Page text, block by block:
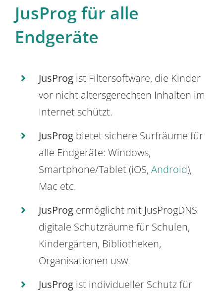
JusProg für alle
Endgeräte
JusProg ist Filtersoftware, die Kinder
vor nicht altersgerechten Inhalten im
Internet schützt.
JusProg bietet sichere Surfräume für
alle Endgeräte: Windows,
Smartphone/Tablet (iOS, Android),
Mac etc.
JusProg ermöglicht mit JusProgDNS
digitale Schutzräume für Schulen,
Kindergärten, Bibliotheken,
Organisationen usw.
JusProg ist individueller Schutz für